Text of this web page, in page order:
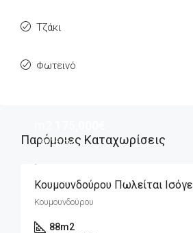
Τζάκι
Φωτεινό
Παρόμοιες Καταχωρίσεις
1,881€/m2
Κουμουνδούρου
88m2